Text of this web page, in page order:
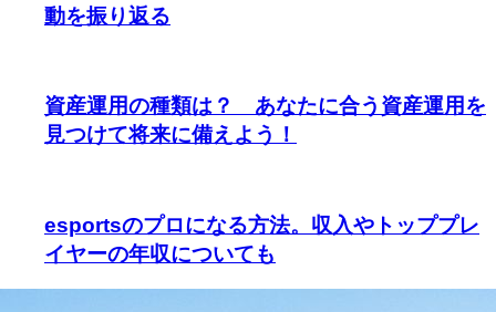
動を振り返る
資産運用の種類は？ あなたに合う資産運用を
見つけて将来に備えよう！
esportsのプロになる方法。収入やトッププレ
イヤーの年収についても